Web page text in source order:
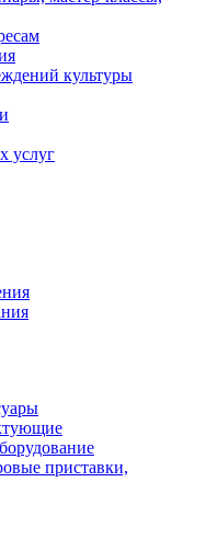
культуры
услуг
приставки,